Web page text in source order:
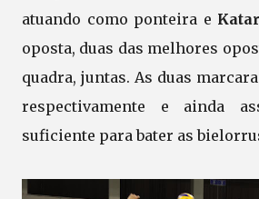
atuando como ponteira e
oposta, duas das melhores
quadra, juntas. As duas
respectivamente e ainda
suficiente para bater as